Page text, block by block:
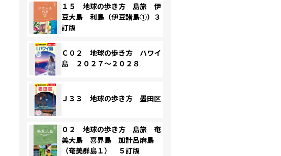
１５ 地球の歩き方 島旅 伊
豆大島 利島（伊豆諸島①）３
訂版
Ｃ０２ 地球の歩き方 ハワイ
島 ２０２７～２０２８
Ｊ３３ 地球の歩き方 墨田区
０２ 地球の歩き方 島旅 奄
美大島 喜界島 加計呂麻島
（奄美群島１） ５訂版